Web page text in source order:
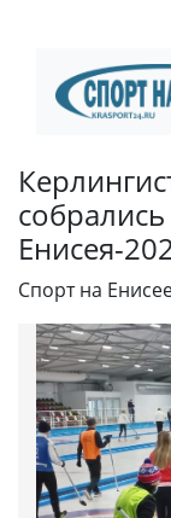
Енисея-
Спорт на